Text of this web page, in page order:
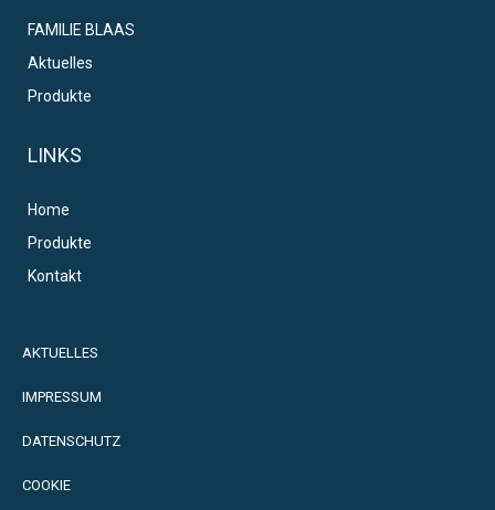
FAMILIE BLAAS
Aktuelles
Produkte
LINKS
Home
Produkte
Kontakt
AKTUELLES
IMPRESSUM
DATENSCHUTZ
COOKIE